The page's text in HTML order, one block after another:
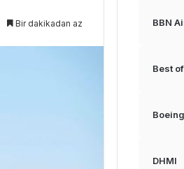
Bir dakikadan az BBN
Best
Boeing
DHMI